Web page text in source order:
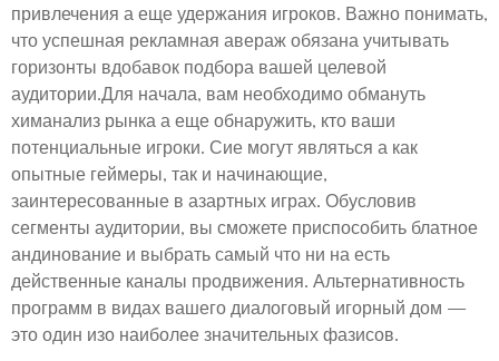
привлечения а еще удержания игроков. Важно понимать,
что успешная рекламная авераж обязана учитывать
горизонты вдобавок подбора вашей целевой
аудитории.Для начала, вам необходимо обмануть
химанализ рынка а еще обнаружить, кто ваши
потенциальные игроки. Сие могут являться а как
опытные геймеры, так и начинающие,
заинтересованные в азартных играх. Обусловив
сегменты аудитории, вы сможете приспособить блатное
андинование и выбрать самый что ни на есть
действенные каналы продвижения. Альтернативность
программ в видах вашего диалоговый игорный дом —
это один изо наиболее значительных фазисов.